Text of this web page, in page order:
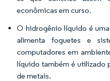
econômicas em curso.
O hidrogênio líquido é
alimenta foguetes e
computadores em
líquido também é utilizado
de metais.